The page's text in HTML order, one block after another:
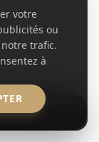
votre
ou
trafic.
à